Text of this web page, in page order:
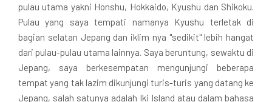
pulau utama yakni Honshu, Hokkaido, Kyushu dan Shikoku.
Pulau yang saya tempati namanya Kyushu terletak di
bagian selatan Jepang dan iklim nya "sedikit" lebih hangat
dari pulau-pulau utama lainnya. Saya beruntung, sewaktu di
Jepang, saya berkesempatan mengunjungi beberapa
tempat yang tak lazim dikunjungi turis-turis yang datang ke
Jepang, salah satunya adalah Iki Island atau dalam bahasa